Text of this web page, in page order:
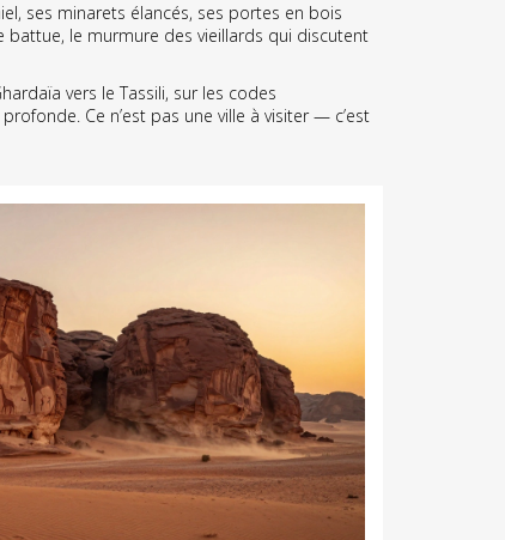
ses minarets élancés, ses portes en bois
battue, le murmure des vieillards qui discutent
vers le Tassili, sur les codes
Ce n’est pas une ville à visiter — c’est